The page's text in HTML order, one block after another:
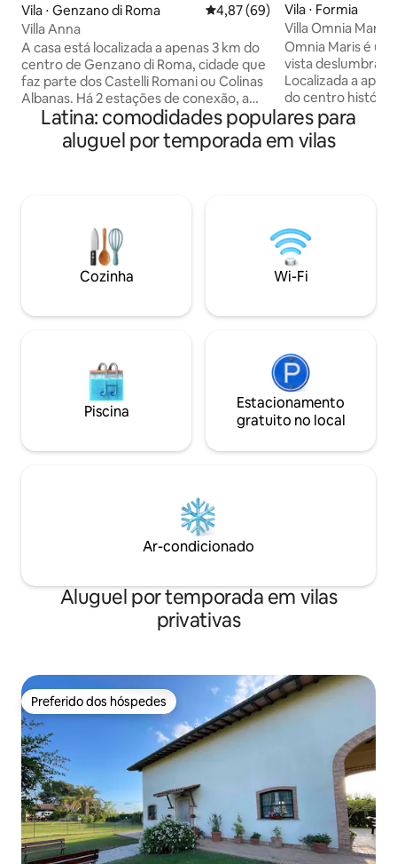
Vila ⋅ Genzano di Roma 4,87 de uma avaliação média
4,87 (69)
Villa Anna
A casa está localizada a apenas 3 km do
centro de Genzano di Roma, cidade que
faz parte dos Castelli Romani ou Colinas
Albanas. Há 2 estações de conexão, a
primeira está localizada em Cecchina,
que fica a cerca de 2 km e meio; A outra
está localizada em Campoleone, de
localizado entre Genzano e Nemi. O
custo da limpeza final é de 100 euros, a
serem pagos em dinheiro no local.
Vila ⋅ Formia
Villa Omnia Maris
Omnia Maris é
vista
Localizada a
do centro
curta distância de
desfruta de uma
longo da costa do
confortáveis e
o Omnia Maris é
descobrir a
Latina: comodidades populares para
aluguel por temporada em vilas
Cozinha Wi-Fi
Piscina
Estacionamento
gratuito no local
Ar-condicionado
Aluguel por temporada em vilas
privativas
Preferido dos hóspedes
Preferido dos hóspedes